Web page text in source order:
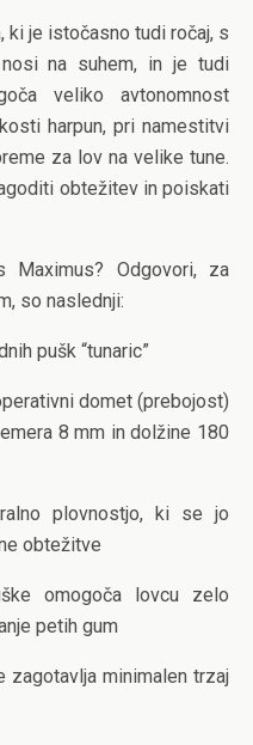
ki je istočasno tudi ročaj, s
na suhem, in je tudi
veliko avtonomnost
harpun, pri namestitvi
za lov na velike tune.
obtežitev in poiskati
Maximus? Odgovori, za
so naslednji:
pušk “tunaric”
domet (prebojost)
8 mm in dolžine 180
plovnostjo, ki se jo
obtežitve
omogoča lovcu zelo
petih gum
zagotavlja minimalen trzaj